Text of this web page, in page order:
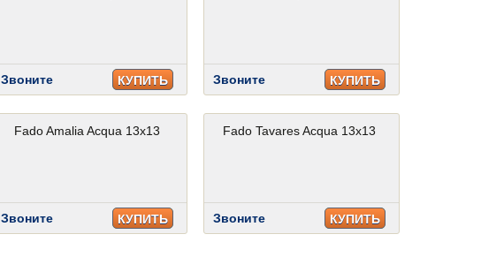
Звоните КУПИТЬ Звоните КУПИТЬ
Fado Amalia Acqua 13x13
Звоните КУПИТЬ
Fado Tavares Acqua 13x13
Звоните КУПИТЬ